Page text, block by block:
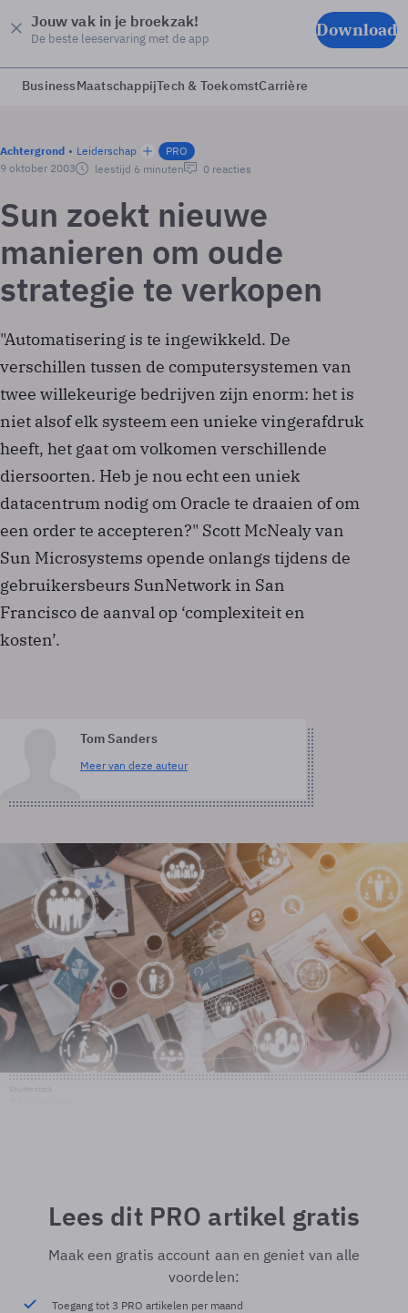
Jouw vak in je broekzak!
De beste leeservaring met de app Download
BusinessMaatschappijTech & ToekomstCarrière
Achtergrond Leiderschap
PRO
9 oktober 2003
leestijd 6 minuten 0 reacties
Sun zoekt nieuwe
manieren om oude
strategie te verkopen
"Automatisering is te ingewikkeld. De
verschillen tussen de computersystemen van
twee willekeurige bedrijven zijn enorm: het is
niet alsof elk systeem een unieke vingerafdruk
heeft, het gaat om volkomen verschillende
diersoorten. Heb je nou echt een uniek
datacentrum nodig om Oracle te draaien of om
een order te accepteren?" Scott McNealy van
Sun Microsystems opende onlangs tijdens de
gebruikersbeurs SunNetwork in San
Francisco de aanval op ‘complexiteit en
kosten’.
Tom Sanders
Meer van deze auteur
Lees dit PRO artikel gratis
Maak een gratis account aan en geniet van alle
voordelen:
Toegang tot 3 PRO artikelen per maand